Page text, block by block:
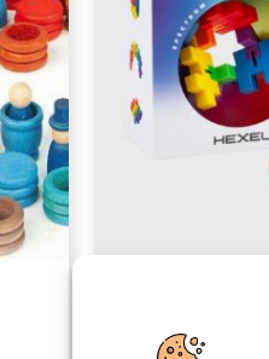
múltiples
variantes.
Las
opciones
se
pueden
elegir
en
Expectro